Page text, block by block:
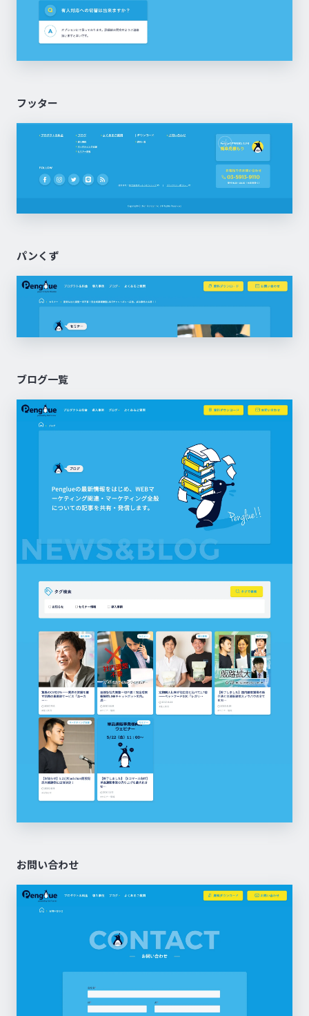
フッター
パンくず
ブログ一覧
お問い合わせ